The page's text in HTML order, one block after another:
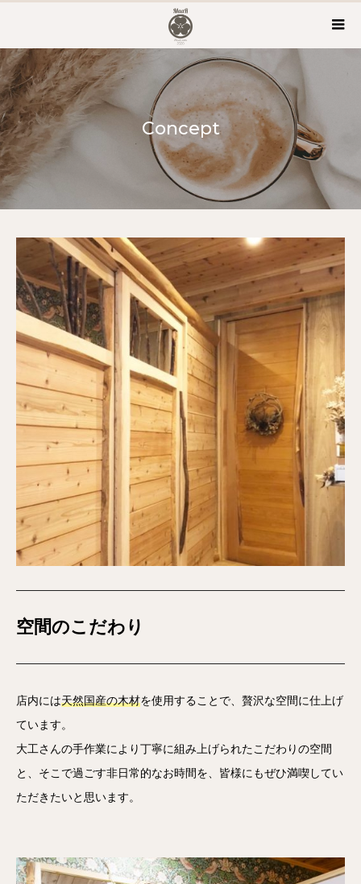
Concept
空間のこだわり
店内には天然国産の木材を使用することで、贅沢な空間に仕上げ
ています。
大工さんの手作業により丁寧に組み上げられたこだわりの空間
と、そこで過ごす非日常的なお時間を、皆様にもぜひ満喫してい
ただきたいと思います。